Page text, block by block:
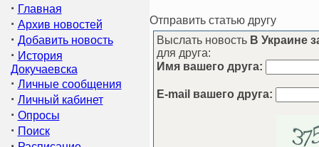
· Главная
· Архив новостей
· Добавить новость
· История
Докучаевска
· Личные сообщения
· Личный кабинет
· Опросы
· Поиск
Отправить статью другу
Выслать новость В Украине
для друга:
Имя вашего друга:
E-mail вашего друга: